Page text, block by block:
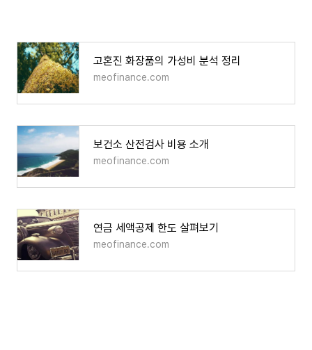
고혼진 화장품의 가성비 분석 정리
meofinance.com
보건소 산전검사 비용 소개
meofinance.com
연금 세액공제 한도 살펴보기
meofinance.com